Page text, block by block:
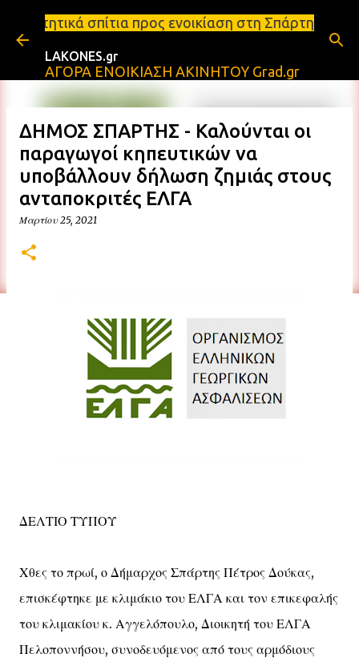
Μετάβαση στο κύριο περιεχόμενο
προς ενοικίαση στη Σπάρτη Ενοικιάσεις
LAKONES.gr
ΑΓΟΡΑ ΕΝΟΙΚΙΑΣΗ ΑΚΙΝΗΤΟΥ Grad.gr
ΔΗΜΟΣ ΣΠΑΡΤΗΣ - Καλούνται οι
παραγωγοί κηπευτικών να
υποβάλλουν δήλωση ζημιάς στους
ανταποκριτές ΕΛΓΑ
Μαρτίου 25, 2021
ΔΕΛΤΙΟ ΤΥΠΟΥ
Χθες το πρωί, ο Δήμαρχος Σπάρτης Πέτρος Δούκας,
επισκέφτηκε με κλιμάκιο του ΕΛΓΑ και τον επικεφαλής
του κλιμακίου κ. Αγγελόπουλο, Διοικητή του ΕΛΓΑ
Πελοποννήσου, συνοδευόμενος από τους αρμόδιους